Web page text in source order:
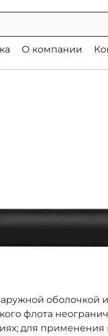
О компании
оболочкой
флота
для применения